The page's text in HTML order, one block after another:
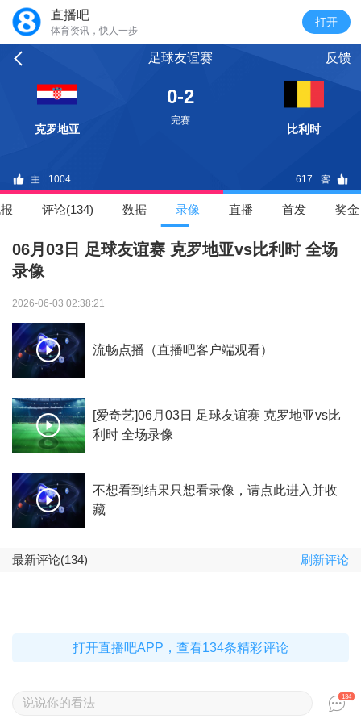
直播吧
体育资讯，快人一步
足球友谊赛 反馈
克罗地亚
0-2
完赛
比利时
1004 617
评论(134) 数据 录像 直播 首发 奖金
06月03日 足球友谊赛 克罗地亚vs比利时 全场
录像
2026-06-03 02:38:21
流畅点播（直播吧客户端观看）
[爱奇艺]06月03日 足球友谊赛 克罗地亚vs比
利时 全场录像
不想看到结果只想看录像，请点此进入并收
藏
最新评论(134) 刷新评论
打开直播吧APP，查看134条精彩评论
说说你的看法 134